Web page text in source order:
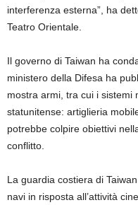
interferenza esterna”, ha
Teatro Orientale.
Il governo di Taiwan ha
ministero della Difesa ha
mostra armi, tra cui i sistemi
statunitense: artiglieria
potrebbe colpire obiettivi
conflitto.
La guardia costiera di
navi in ​​risposta all’attività